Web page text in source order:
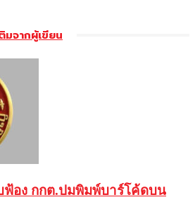
มจากผู้เขียน
ฟ้อง กกต.ปมพิมพ์บาร์โค้ดบน